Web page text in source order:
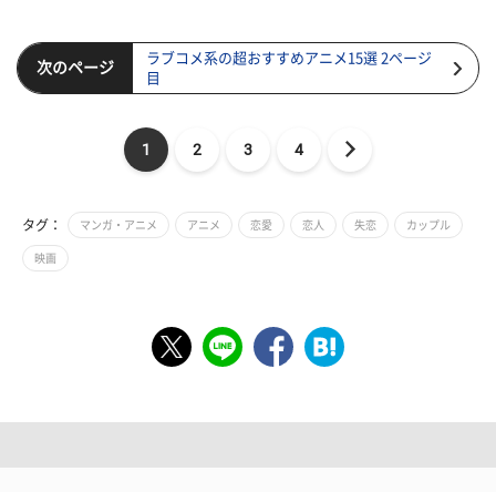
次のページ
ラブコメ系の超おすすめアニメ15選 2ページ
目
1 2 3 4
タグ： マンガ・アニメ アニメ 恋愛 恋人 失恋 カップル
映画